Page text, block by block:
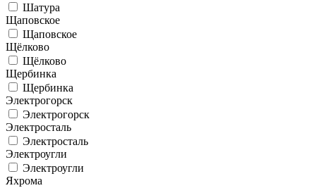
Шатура
Щаповское
Щаповское
Щёлково
Щёлково
Щербинка
Щербинка
Электрогорск
Электрогорск
Электросталь
Электросталь
Электроугли
Электроугли
Яхрома